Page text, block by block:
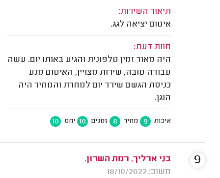
תיאור השירות:
איטום יציאה לגג.
חוות דעת:
היה מאוד זמין טלפונית והגיע באותו יום. עשה
עבודה טובה, שירות מצויין, האיטום מנע
כניסת הגשם שירד יום למחרת והמחיר היה
הוגן.
איכות 9 מחיר 8 זמנים 10 יחס 10
בני ארליך, רמת השרון.
משוב: 18/10/2022
9